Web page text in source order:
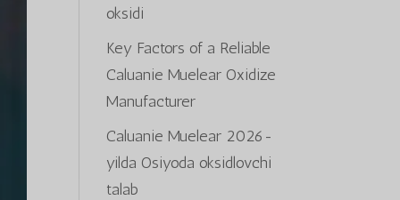
oksidi
Key Factors of a Reliable
Caluanie Muelear Oxidize
Manufacturer
Caluanie Muelear 2026-
yilda Osiyoda oksidlovchi
talab